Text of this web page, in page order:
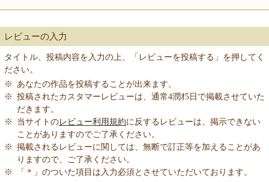
レビューの入力
タイトル、投稿内容を入力の上、「レビューを投稿する」を押してく
ださい。
※ あなたの作品を投稿することが出来ます。
※ 投稿されたカスタマーレビューは、通常4潤ｵ5日で掲載させていた
だきます。
※
当サイトのレビュー利用規約に反するレビューは、掲示できない
ことがありますのでご了承ください。
※ 掲載されるレビューに関しては、無断で訂正等を加えることがあ
りますので、ご了承ください。
※
「 ＊ 」のついた項目は入力必須とさせていただいております。